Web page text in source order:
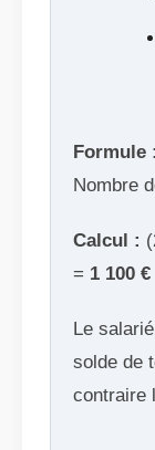
Formule :
Nombre
Calcul :
= 1 100 €
Le
solde de
contraire